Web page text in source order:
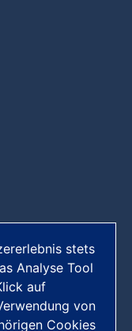
stets
Analyse Tool
auf
von
Cookies